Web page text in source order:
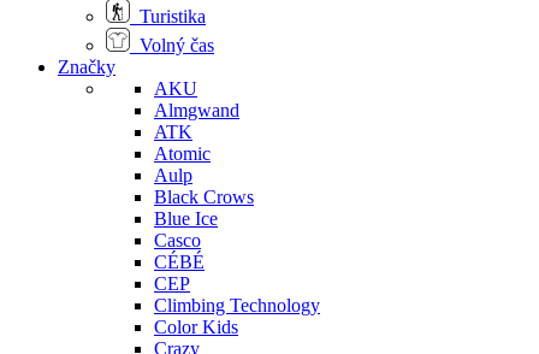
Turistika
Volný čas
Značky
AKU
Almgwand
ATK
Atomic
Aulp
Black Crows
Blue Ice
Casco
CÉBÉ
CEP
Climbing Technology
Color Kids
Crazy